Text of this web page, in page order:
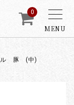
MENU
0
ル 豚 (中)